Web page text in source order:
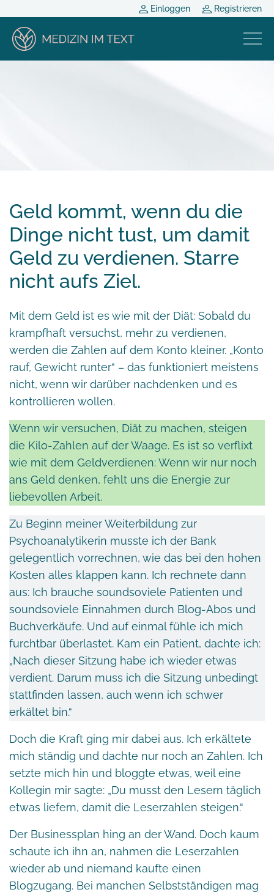
Einloggen Registrieren
Geld kommt, wenn du die
Dinge nicht tust, um damit
Geld zu verdienen. Starre
nicht aufs Ziel.
Mit dem Geld ist es wie mit der Diät: Sobald du
krampfhaft versuchst, mehr zu verdienen,
werden die Zahlen auf dem Konto kleiner. „Konto
rauf, Gewicht runter“ – das funktioniert meistens
nicht, wenn wir darüber nachdenken und es
kontrollieren wollen.
Wenn wir versuchen, Diät zu machen, steigen
die Kilo-Zahlen auf der Waage. Es ist so verflixt
wie mit dem Geldverdienen: Wenn wir nur noch
ans Geld denken, fehlt uns die Energie zur
liebevollen Arbeit.
Zu Beginn meiner Weiterbildung zur
Psychoanalytikerin musste ich der Bank
gelegentlich vorrechnen, wie das bei den hohen
Kosten alles klappen kann. Ich rechnete dann
aus: Ich brauche soundsoviele Patienten und
soundsoviele Einnahmen durch Blog-Abos und
Buchverkäufe. Und auf einmal fühle ich mich
furchtbar überlastet. Kam ein Patient, dachte ich:
„Nach dieser Sitzung habe ich wieder etwas
verdient. Darum muss ich die Sitzung unbedingt
stattfinden lassen, auch wenn ich schwer
erkältet bin.“
Doch die Kraft ging mir dabei aus. Ich erkältete
mich ständig und dachte nur noch an Zahlen. Ich
setzte mich hin und bloggte etwas, weil eine
Kollegin mir sagte: „Du musst den Lesern täglich
etwas liefern, damit die Leserzahlen steigen.“
Der Businessplan hing an der Wand. Doch kaum
schaute ich ihn an, nahmen die Leserzahlen
wieder ab und niemand kaufte einen
Blogzugang. Bei manchen Selbstständigen mag